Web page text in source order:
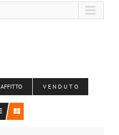
AFFITTO V E N D U T O